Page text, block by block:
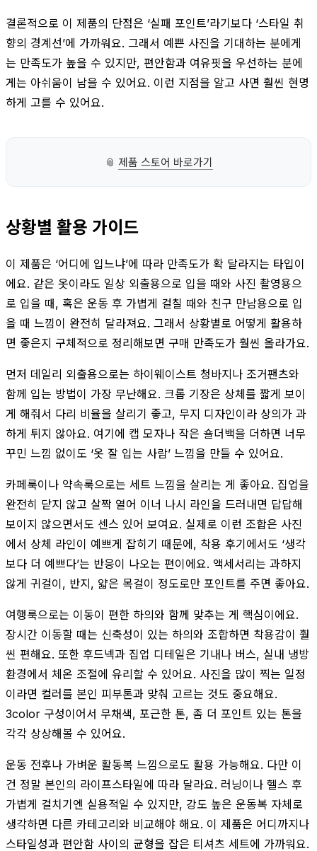
결론적으로 이 제품의 단점은 ‘실패 포인트’라기보다 ‘스타일 취
향의 경계선’에 가까워요. 그래서 예쁜 사진을 기대하는 분에게
는 만족도가 높을 수 있지만, 편안함과 여유핏을 우선하는 분에
게는 아쉬움이 남을 수 있어요. 이런 지점을 알고 사면 훨씬 현명
하게 고를 수 있어요.
📎 제품 스토어 바로가기
상황별 활용 가이드
이 제품은 ‘어디에 입느냐’에 따라 만족도가 확 달라지는 타입이
에요. 같은 옷이라도 일상 외출용으로 입을 때와 사진 촬영용으
로 입을 때, 혹은 운동 후 가볍게 걸칠 때와 친구 만남용으로 입
을 때 느낌이 완전히 달라져요. 그래서 상황별로 어떻게 활용하
면 좋은지 구체적으로 정리해보면 구매 만족도가 훨씬 올라가요.
먼저 데일리 외출용으로는 하이웨이스트 청바지나 조거팬츠와
함께 입는 방법이 가장 무난해요. 크롭 기장은 상체를 짧게 보이
게 해줘서 다리 비율을 살리기 좋고, 무지 디자인이라 상의가 과
하게 튀지 않아요. 여기에 캡 모자나 작은 숄더백을 더하면 너무
꾸민 느낌 없이도 ‘옷 잘 입는 사람’ 느낌을 만들 수 있어요.
카페룩이나 약속룩으로는 세트 느낌을 살리는 게 좋아요. 집업을
완전히 닫지 않고 살짝 열어 이너 나시 라인을 드러내면 답답해
보이지 않으면서도 센스 있어 보여요. 실제로 이런 조합은 사진
에서 상체 라인이 예쁘게 잡히기 때문에, 착용 후기에서도 ‘생각
보다 더 예쁘다’는 반응이 나오는 편이에요. 액세서리는 과하지
않게 귀걸이, 반지, 얇은 목걸이 정도로만 포인트를 주면 좋아요.
여행룩으로는 이동이 편한 하의와 함께 맞추는 게 핵심이에요.
장시간 이동할 때는 신축성이 있는 하의와 조합하면 착용감이 훨
씬 편해요. 또한 후드넥과 집업 디테일은 기내나 버스, 실내 냉방
환경에서 체온 조절에 유리할 수 있어요. 사진을 많이 찍는 일정
이라면 컬러를 본인 피부톤과 맞춰 고르는 것도 중요해요.
3color 구성이어서 무채색, 포근한 톤, 좀 더 포인트 있는 톤을
각각 상상해볼 수 있어요.
운동 전후나 가벼운 활동복 느낌으로도 활용 가능해요. 다만 이
건 정말 본인의 라이프스타일에 따라 달라요. 러닝이나 헬스 후
가볍게 걸치기엔 실용적일 수 있지만, 강도 높은 운동복 자체로
생각하면 다른 카테고리와 비교해야 해요. 이 제품은 어디까지나
스타일성과 편안함 사이의 균형을 잡은 티셔츠 세트에 가까워요.